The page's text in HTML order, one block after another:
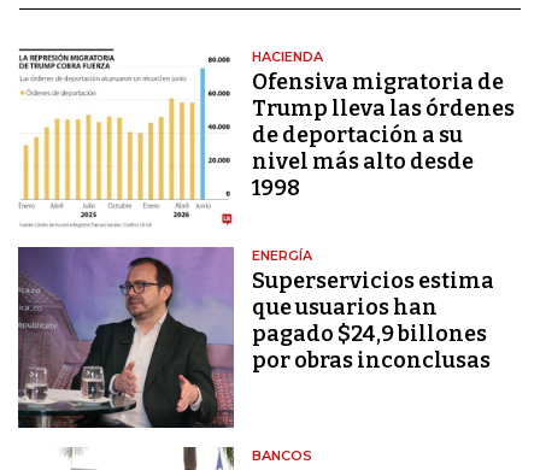
HACIENDA
Ofensiva migratoria de
Trump lleva las órdenes
de deportación a su
nivel más alto desde
1998
ENERGÍA
Superservicios estima
que usuarios han
pagado $24,9 billones
por obras inconclusas
BANCOS